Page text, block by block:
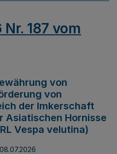
187 vom
von
von
der Imkerschaft
Asiatischen Hornisse
Vespa velutina)
08.07.2026